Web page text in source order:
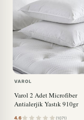
VAROL
Varol 2 Adet Microfiber
Antialerjik Yastık 910gr
4.6 (1071)